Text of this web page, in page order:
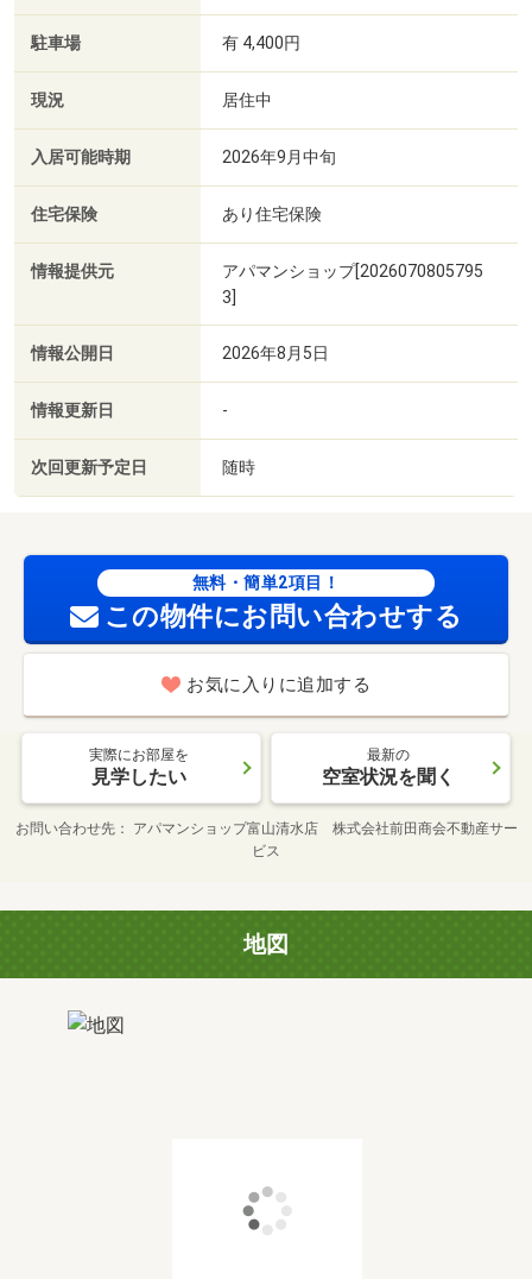
駐車場 有 4,400円
現況 居住中
入居可能時期 2026年9月中旬
住宅保険 あり住宅保険
情報提供元
アパマンショップ[2026070805795
3]
情報公開日 2026年8月5日
情報更新日 -
次回更新予定日 随時
無料・簡単2項目！
この物件にお問い合わせする
お気に入りに追加する
実際にお部屋を
見学したい
最新の
空室状況を聞く
お問い合わせ先
アパマンショップ富山清水店 株式会社前田商会不動産サー
ビス
地図